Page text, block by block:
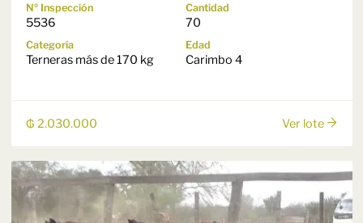
Nº Inspección
5536
Cantidad
70
Categoría
Terneras más de 170 kg
Edad
Carimbo 4
₲ 2.030.000 Ver lote